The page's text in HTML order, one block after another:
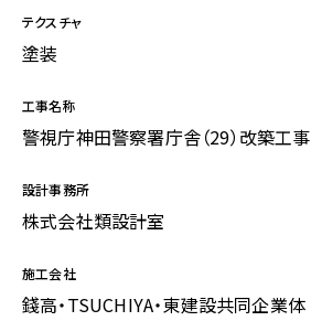
テクスチャ
塗装
工事名称
警視庁神田警察署庁舎（29）改築工事
設計事務所
株式会社類設計室
施工会社
錢高・TSUCHIYA・東建設共同企業体